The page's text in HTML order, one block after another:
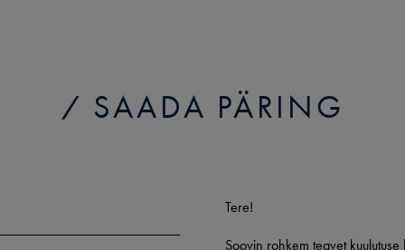
SAADA PÄRING